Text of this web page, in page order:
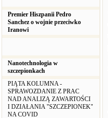
Premier Hiszpanii Pedro
Sanchez o wojnie przeciwko
Iranowi
Nanotechnologia w
szczepionkach
PIĄTA KOLUMNA -
SPRAWOZDANIE Z PRAC
NAD ANALIZĄ ZAWARTOŚCI
I DZIAŁANIA "SZCZEPIONEK"
NA COVID